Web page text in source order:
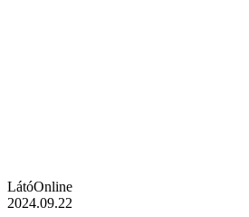
LátóOnline
2024.09.22